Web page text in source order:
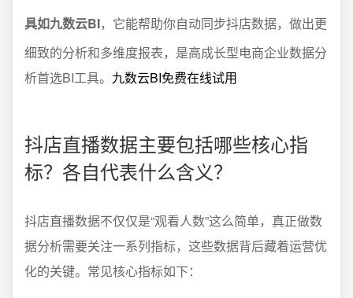
具如九数云BI，它能帮助你自动同步抖店数据，做出更
细致的分析和多维度报表，是高成长型电商企业数据分
析首选BI工具。 九数云BI免费在线试用
抖店直播数据主要包括哪些核心指
标？各自代表什么含义？
抖店直播数据不仅仅是“观看人数”这么简单，真正做数
据分析需要关注一系列指标，这些数据背后藏着运营优
化的关键。常见核心指标如下：